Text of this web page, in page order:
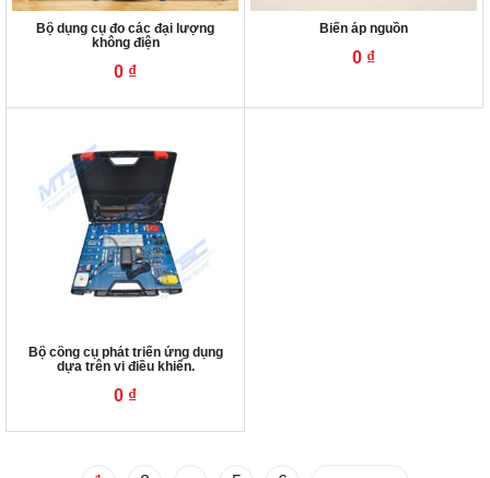
Bộ dụng cụ đo các đại lượng
không điện
0 ₫
Biến áp nguồn
0 ₫
Bộ công cụ phát triển ứng dụng
dựa trên vi điều khiển.
0 ₫